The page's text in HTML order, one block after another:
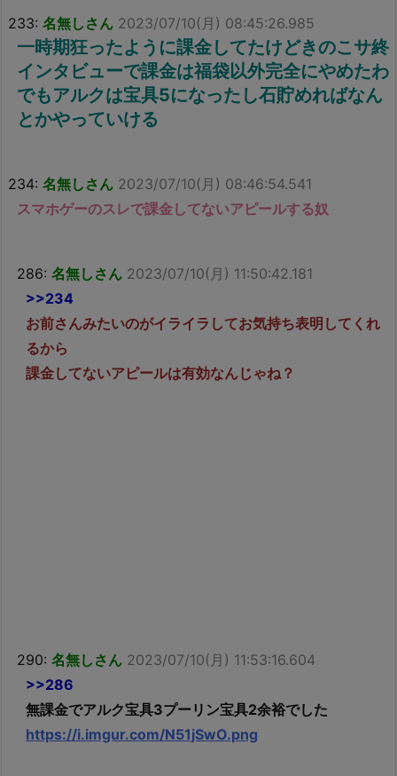
233: 名無しさん 2023/07/10(月) 08:45:26.985
一時期狂ったように課金してたけどきのこサ終
インタビューで課金は福袋以外完全にやめたわ
でもアルクは宝具5になったし石貯めればなん
とかやっていける
234: 名無しさん 2023/07/10(月) 08:46:54.541
スマホゲーのスレで課金してないアピールする奴
286: 名無しさん 2023/07/10(月) 11:50:42.181
>>234
お前さんみたいのがイライラしてお気持ち表明してくれ
るから
課金してないアピールは有効なんじゃね？
290: 名無しさん 2023/07/10(月) 11:53:16.604
>>286
無課金でアルク宝具3プーリン宝具2余裕でした
https://i.imgur.com/N51jSwO.png